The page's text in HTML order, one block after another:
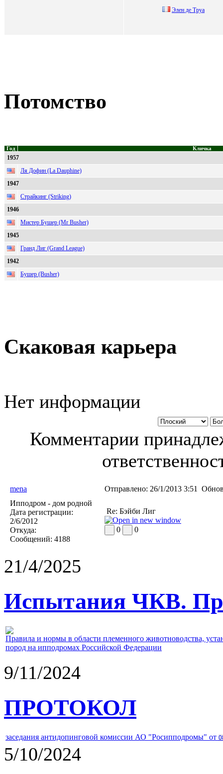
Элен де Тpуa
Потомство
Год Кличка
1957
Ля Дофин (La Dauphine)
1947
Страйкинг (Striking)
1946
Мистер Бушер (Mr Busher)
1945
Гранд Лиг (Grand League)
1942
Бушер (Busher)
Скаковая карьера
Нет информации
Комментарии
mena Отправлено: 26/1/2013 3:51
Ипподром - дом родной
Дата регистрации:
2/6/2012
Откуда:
Сообщений: 4188
Re: Бэйби Лиг
0 0
21/4/2025
Испытания ЧКВ.
Правила и нормы в области племенного животноводства,
пород на ипподромах Российской Федерации
9/11/2024
ПРОТОКОЛ
заседания антидопинговой комиссии АО "Росипподромы" от
5/10/2024